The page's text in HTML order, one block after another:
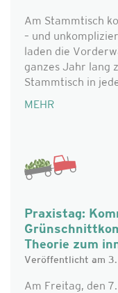
Am Stammtisch
– und
laden die
ganzes Jahr lang
Stammtisch in
MEHR
Praxistag:
Theorie zum
Veröffentlicht am
Am Freitag, den